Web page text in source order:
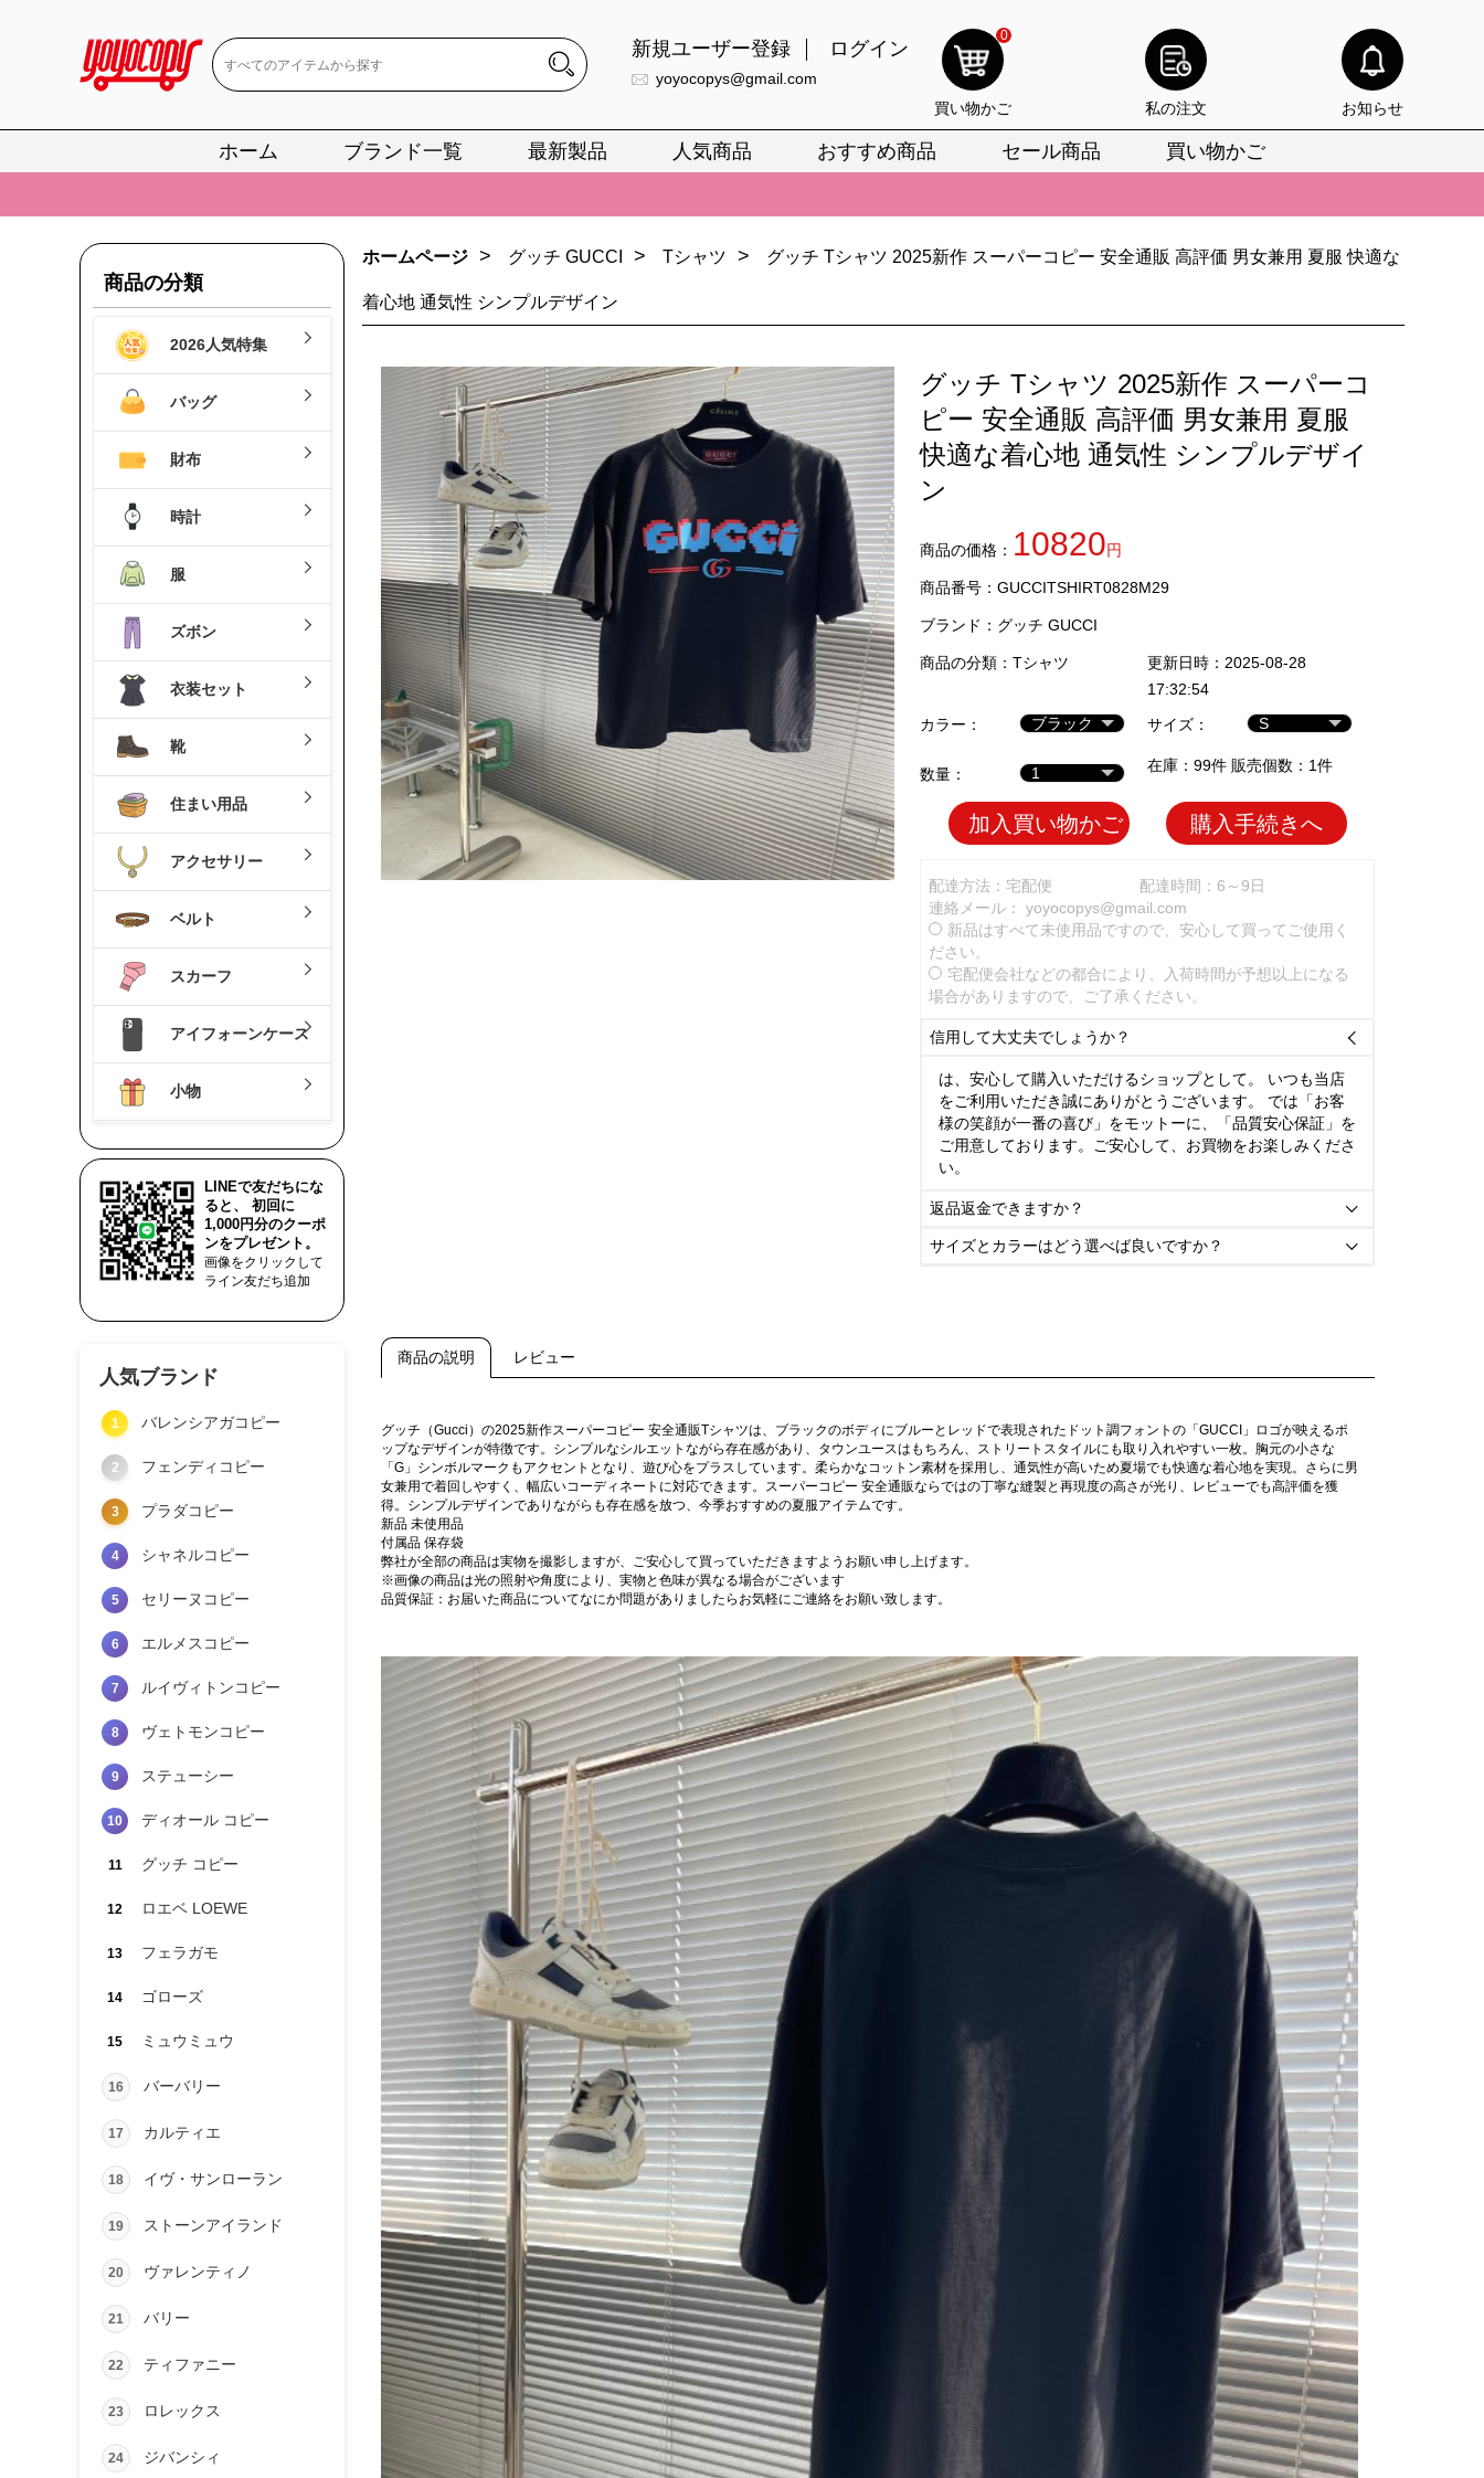
新規ユーザー登録 ログイン
yoyocopys@gmail.com
0
買い物かご 私の注文 お知らせ
ホーム ブランド一覧 最新製品 人気商品 おすすめ商品 セール商品 買い物かご
📢 当店は正真正銘のn級スーパーコピーのみ取扱い。最高品質の再現度を安心してお選びいただけます。
📢 2026春の新作続々更新中！期間中のご注文でお得な割引をご利用いただけます。
📢 新作入荷！ルイ・ヴィトンスーパーコピー バッグ最新モデルが登場。上質な仕上がりをお見逃しなく。
📢 当店は正真正銘のn級スーパーコピーのみ取扱い。最高品質の再現度を安心してお選びいただけます。
新作入荷！ルイ・ヴィトンスーパーコピー バッグ最新モデルが登場。上質な仕上がりをお見逃しなく。
商品の分類
2026人気特集
バッグ
財布
時計
服
ズボン
衣装セット
靴
住まい用品
アクセサリー
ベルト
スカーフ
アイフォーンケース
小物
LINEで友だちにな
ると、 初回に
1,000円分のクーポ
ンをプレゼント。
画像をクリックして
ライン友だち追加
人気ブランド
1 バレンシアガコピー
2 フェンディコピー
3 プラダコピー
4 シャネルコピー
5 セリーヌコピー
6 エルメスコピー
7 ルイヴィトンコピー
8 ヴェトモンコピー
9 ステューシー
10 ディオール コピー
11 グッチ コピー
12 ロエベ LOEWE
13 フェラガモ
14 ゴローズ
15 ミュウミュウ
16 バーバリー
17 カルティエ
18 イヴ・サンローラン
19 ストーンアイランド
20 ヴァレンティノ
21 バリー
22 ティファニー
23 ロレックス
24 ジバンシィ
ホームページ > グッチ GUCCI > Tシャツ > グッチ Tシャツ 2025新作 スーパーコピー 安全通販 高評価 男女兼用 夏服 快適な
着心地 通気性 シンプルデザイン
グッチ Tシャツ 2025新作 スーパーコ
ピー 安全通販 高評価 男女兼用 夏服
快適な着心地 通気性 シンプルデザイ
ン
商品の価格： 10820円
商品番号：GUCCITSHIRT0828M29
ブランド： グッチ GUCCI
商品の分類： Tシャツ
更新日時：2025-08-28
17:32:54
カラー：
サイズ：
数量： 在庫：99件 販売個数：1件
加入買い物かご 購入手続きへ
配達方法：宅配便
配達時間：6～9日
連絡メール： yoyocopys@gmail.com
新品はすべて未使用品ですので、安心して買ってご使用く
ださい。
宅配便会社などの都合により、入荷時間が予想以上になる
場合がありますので、ご了承ください。
信用して大丈夫でしょうか？ 
は、安心して購入いただけるショップとして。 いつも当店
をご利用いただき誠にありがとうございます。 では「お客
様の笑顔が一番の喜び」をモットーに、「品質安心保証」を
ご用意しております。ご安心して、お買物をお楽しみくださ
い。
返品返金できますか？ 
サイズとカラーはどう選べば良いですか？ 
商品の説明 レビュー
グッチ（Gucci）の2025新作スーパーコピー 安全通販Tシャツは、ブラックのボディにブルーとレッドで表現されたドット調フォントの「GUCCI」ロゴが映えるポ
ップなデザインが特徴です。シンプルなシルエットながら存在感があり、タウンユースはもちろん、ストリートスタイルにも取り入れやすい一枚。胸元の小さな
「G」シンボルマークもアクセントとなり、遊び心をプラスしています。柔らかなコットン素材を採用し、通気性が高いため夏場でも快適な着心地を実現。さらに男
女兼用で着回しやすく、幅広いコーディネートに対応できます。スーパーコピー 安全通販ならではの丁寧な縫製と再現度の高さが光り、レビューでも高評価を獲
得。シンプルデザインでありながらも存在感を放つ、今季おすすめの夏服アイテムです。
新品 未使用品
付属品 保存袋
弊社が全部の商品は実物を撮影しますが、ご安心して買っていただきますようお願い申し上げます。
※画像の商品は光の照射や角度により、実物と色味が異なる場合がございます
品質保証：お届いた商品についてなにか問題がありましたらお気軽にご連絡をお願い致します。